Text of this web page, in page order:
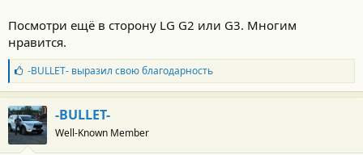
Посмотри ещё в сторону LG G2 или G3. Многим
нравится.
Б
л
а
г
о
д
а
-BULLET-выразил свою благодарность
-BULLET-
Well-Known Member